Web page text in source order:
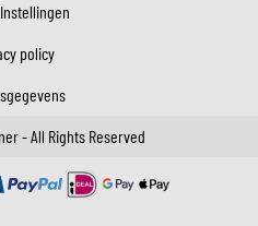
policy
- All Rights Reserved